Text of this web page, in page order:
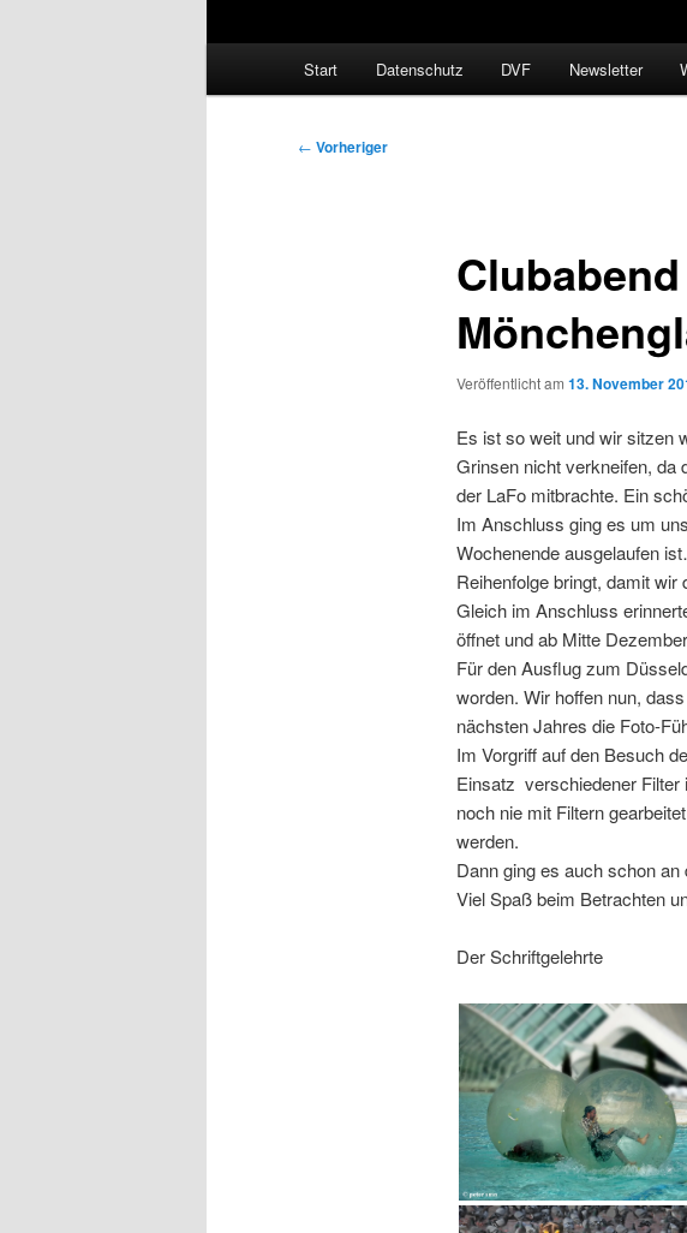
Start Datenschutz DVF Newsletter
Beitragsnavigation
← Vorheriger
Veröffentlicht am 13. November
Es ist so weit und wir sitzen
Grinsen nicht verkneifen,
der LaFo mitbrachte. Ein
Im Anschluss ging es um
Wochenende ausgelaufen
Reihenfolge bringt, damit
Gleich im Anschluss
öffnet und ab Mitte
Für den Ausflug zum
worden. Wir hoffen nun,
nächsten Jahres die Foto-
Im Vorgriff auf den Besuch
Einsatz verschiedener Filter
noch nie mit Filtern
werden.
Dann ging es auch schon
Viel Spaß beim Betrachten
Der Schriftgelehrte